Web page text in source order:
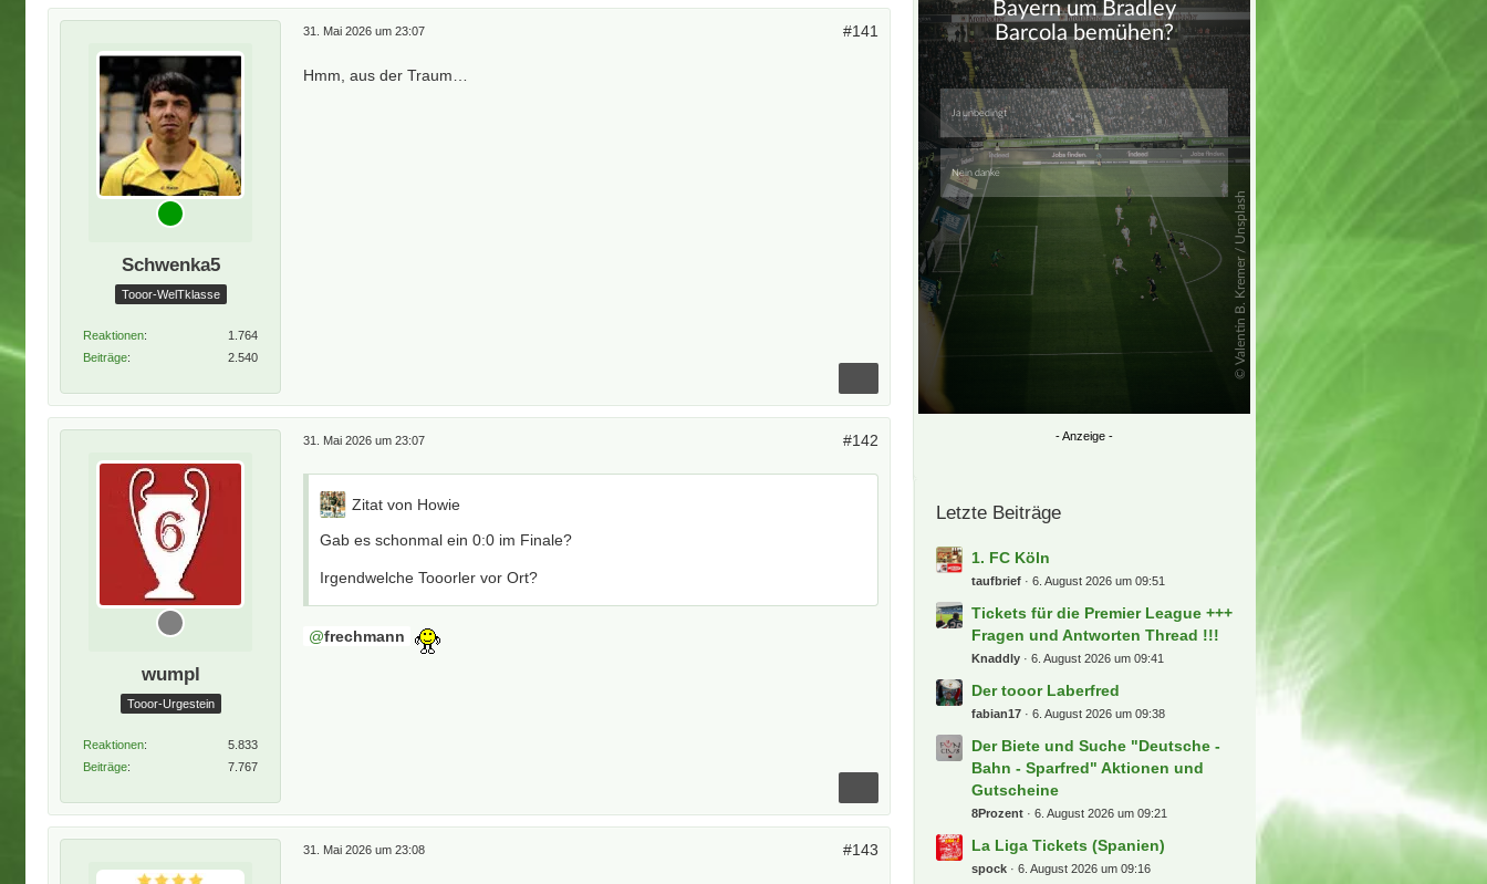
Schwenka5
Tooor-WelTklasse
Reaktionen
1.764
Beiträge
2.540
31. Mai 2026 um 23:07 #141
Hmm, aus der Traum…
wumpl
Tooor-Urgestein
Reaktionen
5.833
Beiträge
7.767
31. Mai 2026 um 23:07 #142
Zitat von Howie
Gab es schonmal ein 0:0 im Finale?
Irgendwelche Tooorler vor Ort?
frechmann
31. Mai 2026 um 23:08 #143
Überspringen
Letzte Beiträge
1. FC Köln
taufbrief 6. August 2026 um 09:51
Tickets für die Premier League +++
Fragen und Antworten Thread !!!
Knaddly 6. August 2026 um 09:41
Der tooor Laberfred
fabian17 6. August 2026 um 09:38
Der Biete und Suche "Deutsche -
Bahn - Sparfred" Aktionen und
Gutscheine
8Prozent 6. August 2026 um 09:21
La Liga Tickets (Spanien)
spock 6. August 2026 um 09:16